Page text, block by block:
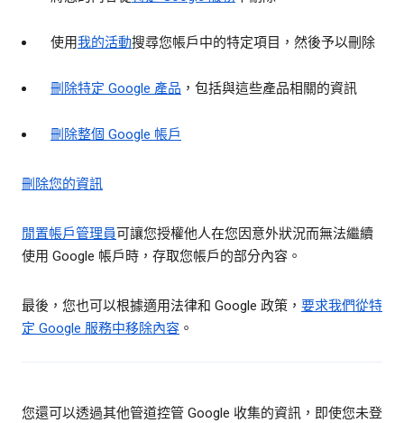
使用我的活動搜尋您帳戶中的特定項目，然後予以刪除
刪除特定 Google 產品 ，包括與這些產品相關的資訊
刪除整個 Google 帳戶
刪除您的資訊
閒置帳戶管理員可讓您授權他人在您因意外狀況而無法繼續
使用 Google 帳戶時，存取您帳戶的部分內容。
最後，您也可以根據適用法律和 Google 政策， 要求我們從特
定 Google 服務中移除內容 。
您還可以透過其他管道控管 Google 收集的資訊，即使您未登